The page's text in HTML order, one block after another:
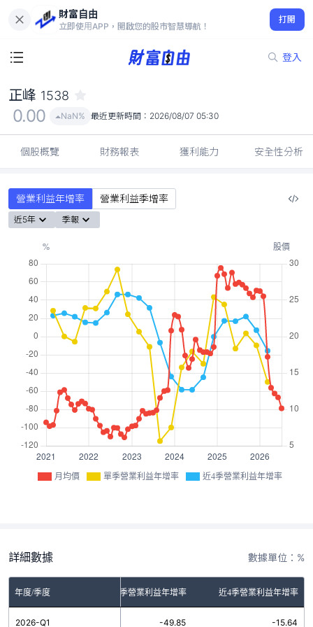
財富自由
立即使用APP，開啟您的股市智慧導航！
打開
登入
0.00
NaN%
正峰 1538
0.00 NaN% 最近更新時間： 2026/08/07 05:30
個股概覽 財務報表 獲利能力 安全性分析
營業利益年增率 營業利益季增率
近5年 季報
月均價 單季營業利益年增率 近4季營業利益年增率
詳細數據 數據單位：%
年度/季度 單季營業利益年增率 近4季營業利益年增率
2026-Q1 -49.85 -15.64